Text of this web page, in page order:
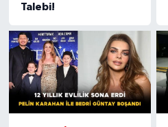
Talebi!